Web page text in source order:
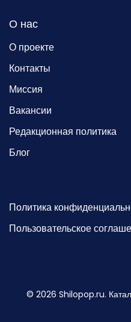
О нас
О проекте
Контакты
Миссия
Вакансии
Редакционная политика
Блог
Политика
Пользовательское
© 2026 Shilopop.ru.